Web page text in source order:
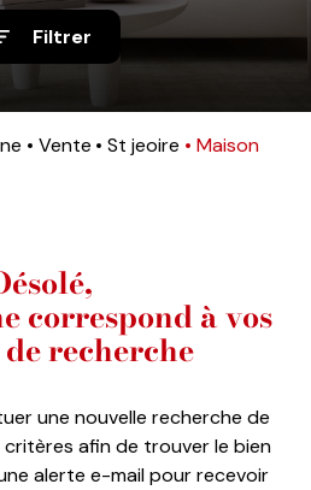
Filtrer
Vente St jeoire Maison
correspond à vos
recherche
une nouvelle recherche de
afin de trouver le bien
alerte e-mail pour recevoir